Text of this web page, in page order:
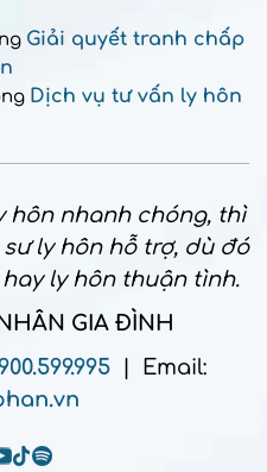
Giải quyết tranh chấp
Dịch vụ tư vấn ly hôn
hôn nhanh chóng, thì
ly hôn hỗ trợ, dù đó
ly hôn thuận tình.
GIA ĐÌNH
| Email: